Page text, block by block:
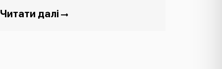
Читати далі